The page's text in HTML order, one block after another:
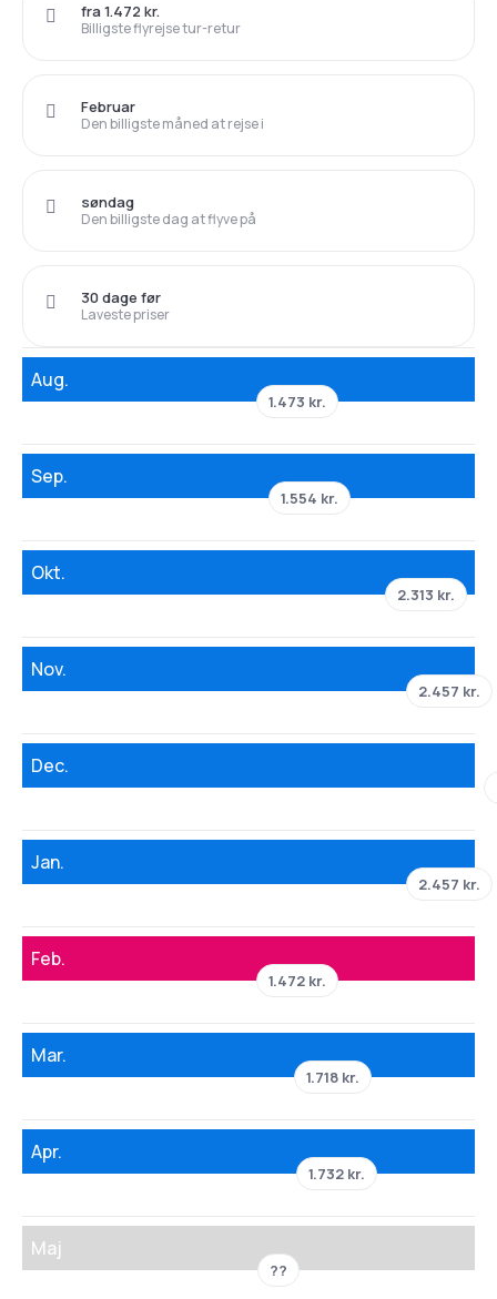
Billigste flyrejse tur-retur
fra 1.472 kr.
Den billigste måned at rejse i
Februar
Den billigste dag at flyve på
søndag
Laveste priser
30 dage før
Aug.
1.473 kr.
Sep.
1.554 kr.
Okt.
2.313 kr.
Nov.
2.457 kr.
Dec.
Jan.
2.457 kr.
Feb.
1.472 kr.
Mar.
1.718 kr.
Apr.
1.732 kr.
Maj
??